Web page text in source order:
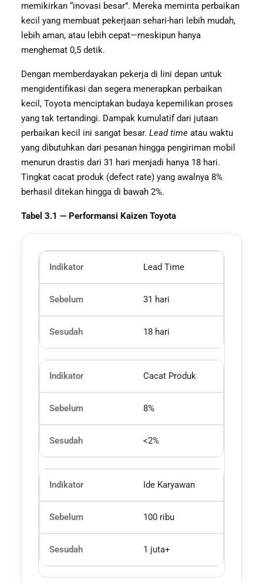
memikirkan “inovasi besar”. Mereka meminta perbaikan
kecil yang membuat pekerjaan sehari-hari lebih mudah,
lebih aman, atau lebih cepat—meskipun hanya
menghemat 0,5 detik.
Dengan memberdayakan pekerja di lini depan untuk
mengidentifikasi dan segera menerapkan perbaikan
kecil, Toyota menciptakan budaya kepemilikan proses
yang tak tertandingi. Dampak kumulatif dari jutaan
perbaikan kecil ini sangat besar. Lead time atau waktu
yang dibutuhkan dari pesanan hingga pengiriman mobil
menurun drastis dari 31 hari menjadi hanya 18 hari.
Tingkat cacat produk (defect rate) yang awalnya 8%
berhasil ditekan hingga di bawah 2%.
Tabel 3.1 — Performansi Kaizen Toyota
Lead Time
31 hari
18 hari
Cacat Produk
8%
<2%
Ide Karyawan
100 ribu
1 juta+